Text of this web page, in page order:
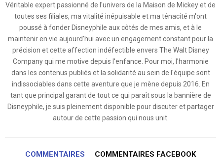
Véritable expert passionné de l'univers de la Maison de Mickey et de
toutes ses filiales, ma vitalité inépuisable et ma ténacité m'ont
poussé à fonder Disneyphile aux côtés de mes amis, et à le
maintenir en vie aujourd'hui avec un engagement constant pour la
précision et cette affection indéfectible envers The Walt Disney
Company qui me motive depuis l'enfance. Pour moi, l'harmonie
dans les contenus publiés et la solidarité au sein de l'équipe sont
indissociables dans cette aventure que je mène depuis 2016. En
tant que principal garant de tout ce qui paraît sous la bannière de
Disneyphile, je suis pleinement disponible pour discuter et partager
autour de cette passion qui nous unit.
COMMENTAIRES COMMENTAIRES FACEBOOK